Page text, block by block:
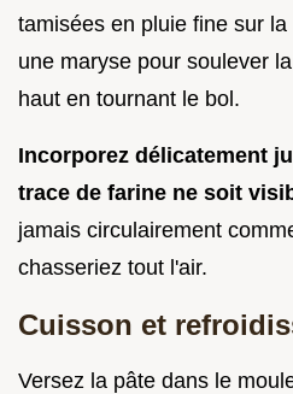
tamisées en pluie fine sur
une maryse pour soulever
haut en tournant le bol.
Incorporez délicatement
trace de farine ne soit
jamais circulairement
chasseriez tout l'air.
Cuisson et
Versez la pâte dans le